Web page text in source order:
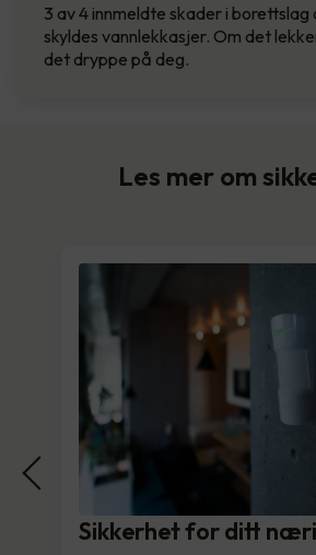
3 av 4 innmeldte skader i borettslag
skyldes vannlekkasjer. Om det
det dryppe på deg.
Les mer om
Sikkerhet for ditt